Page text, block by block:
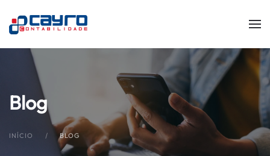
Skip to main content
Blog
INÍCIO BLOG